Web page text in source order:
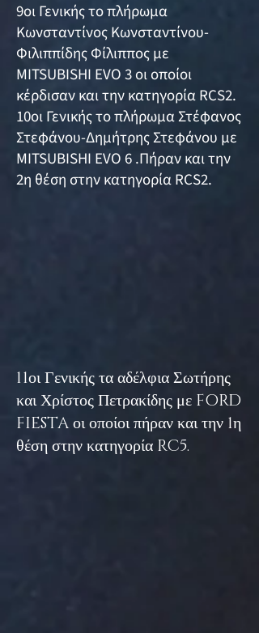
9οι Γενικής το πλήρωμα
Κωνσταντίνος Κωνσταντίνου-
Φιλιππίδης Φίλιππος με
MITSUBISHI EVO 3 οι οποίοι
κέρδισαν και την κατηγορία RCS2.
10οι Γενικής το πλήρωμα Στέφανος
Στεφάνου-Δημήτρης Στεφάνου με
MITSUBISHI EVO 6 .Πήραν και την
2η θέση στην κατηγορία RCS2.
11οι Γενικής τα αδέλφια Σωτήρης
και Χρίστος Πετρακίδης με FORD
FIESTA οι οποίοι πήραν και την 1η
θέση στην κατηγορία RC5.